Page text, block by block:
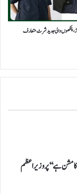
پنکھوں والی جدید شرٹ متعارف
مشن ہے‘‘پر وزیراعظم